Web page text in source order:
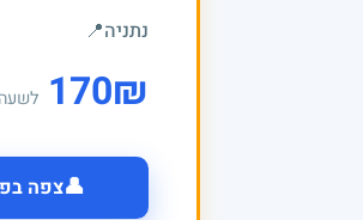
נתניה📍
₪
170 לשעה
👤צפה